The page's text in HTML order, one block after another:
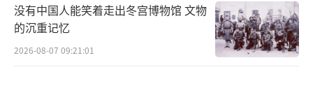
没有中国人能笑着走出冬宫博物馆 文物
的沉重记忆
2026-08-07 09:21:01